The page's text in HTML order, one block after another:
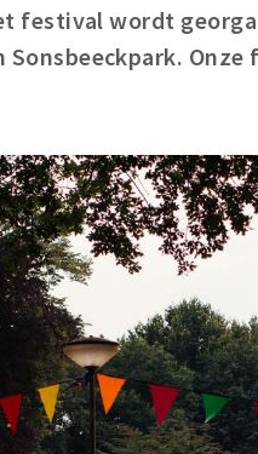
festival wordt
Sonsbeeckpark.